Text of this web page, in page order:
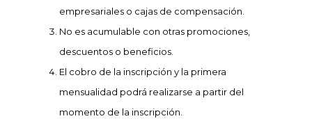
empresariales o cajas de compensación.
No es acumulable con otras promociones,
descuentos o beneficios.
El cobro de la inscripción y la primera
mensualidad podrá realizarse a partir del
momento de la inscripción.